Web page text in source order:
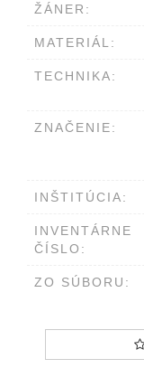
ŽÁNER:
MATERIÁL:
TECHNIKA:
ZNAČENIE:
INŠTITÚCIA:
INVENTÁRNE
ČÍSLO:
ZO SÚBORU: